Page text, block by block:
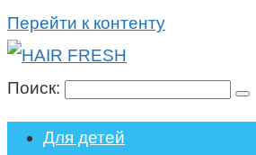
Перейти к контенту
Поиск:
Для детей